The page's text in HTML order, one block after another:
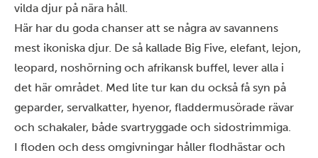
vilda djur på nära håll.
Här har du goda chanser att se några av savannens
mest ikoniska djur. De så kallade Big Five, elefant, lejon,
leopard, noshörning och afrikansk buffel, lever alla i
det här området. Med lite tur kan du också få syn på
geparder, servalkatter, hyenor, fladdermusörade rävar
och schakaler, både svartryggade och sidostrimmiga.
I floden och dess omgivningar håller flodhästar och